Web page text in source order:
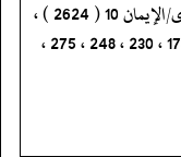
1255 ) ، وقد أخرجہ : سنن الترمذی/الإیمان 10 ( 2624 ) ،
مسند احمد ( 3/103 ، 114 ، 172 ، 174 ، 230 ، 248 ، 275 ،